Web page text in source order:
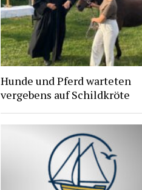
Hunde und Pferd warteten
vergebens auf Schildkröte